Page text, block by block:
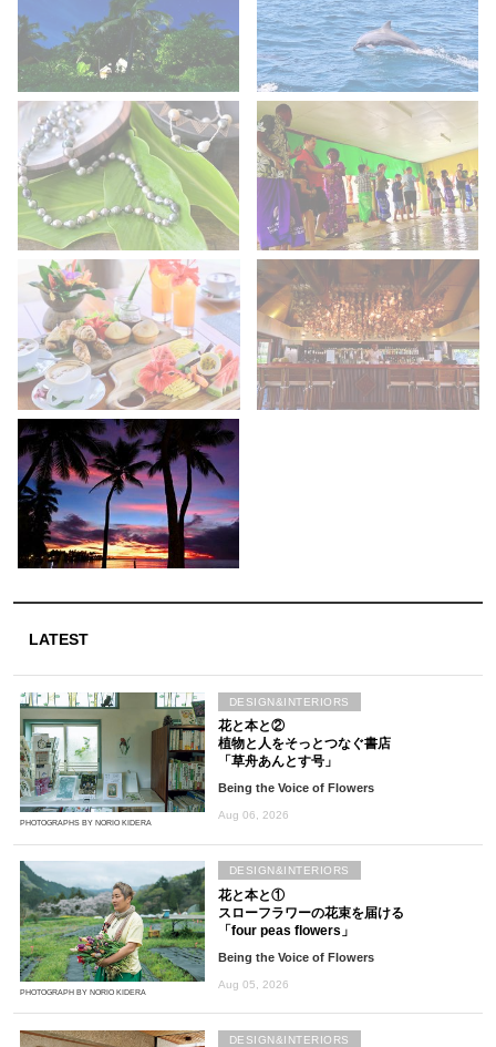
LATEST
PHOTOGRAPHS BY NORIO KIDERA
花と本と②
植物と人をそっとつなぐ書店
「草舟あんとす号」
Being the Voice of Flowers
Aug 06, 2026
DESIGN&INTERIORS
PHOTOGRAPH BY NORIO KIDERA
花と本と①
スローフラワーの花束を届ける
「four peas flowers」
Being the Voice of Flowers
Aug 05, 2026
DESIGN&INTERIORS
DESIGN&INTERIORS